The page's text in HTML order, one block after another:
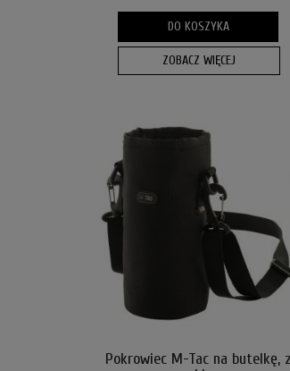
DO KOSZYKA
ZOBACZ WIĘCEJ
Pokrowiec M-Tac na butelkę, z